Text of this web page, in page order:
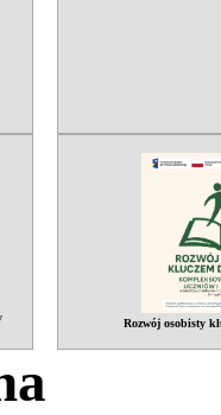
Rozwój osobisty